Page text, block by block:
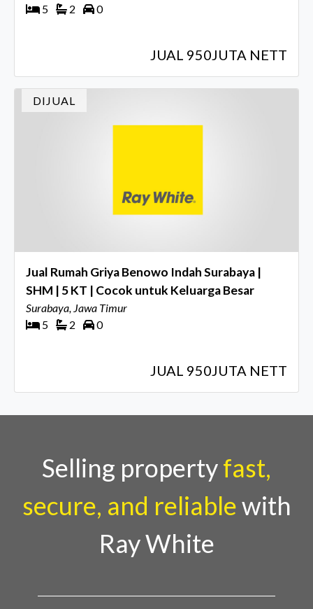
5
2 0
JUAL 950JUTA NETT
DIJUAL
Jual Rumah Griya Benowo Indah Surabaya |
SHM | 5 KT | Cocok untuk Keluarga Besar
Surabaya, Jawa Timur
5
2 0
JUAL 950JUTA NETT
Selling propertyfast,
secure, and reliablewith
Ray White